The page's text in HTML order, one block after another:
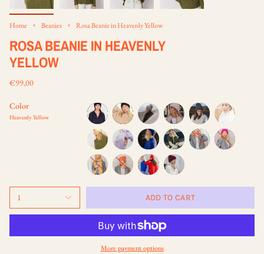
Home Beanies Rosa Beanie in Heavenly Yellow
ROSA BEANIE IN HEAVENLY
YELLOW
€99,00
Color
Heavenly Yellow
night-
blue
black
light-
grey
oatmeal dark-
grey
off-
white
heavenly-
yellow
violet-
amethyst
eternal-
blue
grounding-
green
red
purple
1 ADD TO CART
More payment options